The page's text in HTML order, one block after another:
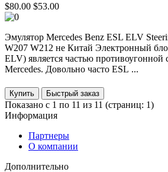
$80.00 $53.00
Эмулятор Mercedes Benz ESL ELV
W207 W212 не Китай Электронный
ELV) является частью противоугонной
Mercedes. Довольно часто ESL ...
Купить
Показано с 1 по 11 из 11 (страниц: 1)
Информация
Партнеры
О компании
Дополнительно